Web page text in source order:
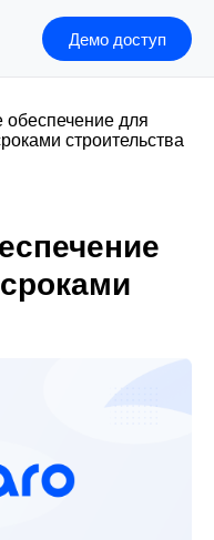
Демо доступ
для
строительства